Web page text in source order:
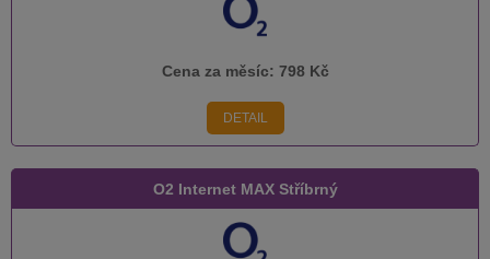
Cena za měsíc: 798 Kč
DETAIL
O2 Internet MAX Stříbrný